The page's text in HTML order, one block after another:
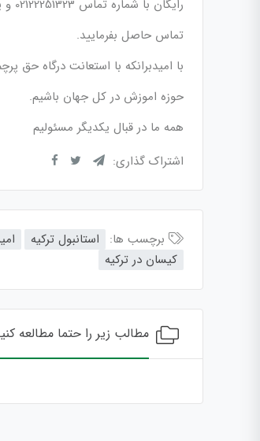
رایگان با شماره تماس 02122251323 و یا شماره واتساپ 09029082814
تماس حاصل بفرمایید.
با امیدبرانکه با استعانت درگاه حق
حوزه اموزش در کل جهان باشیم.
همه ما در قبال یکدیگر مسئولیم
اشتراک گذاری:
برچسب ها: استانبول ترکیه
کیسان در ترکیه
مطالب زیر را حتما مطالعه